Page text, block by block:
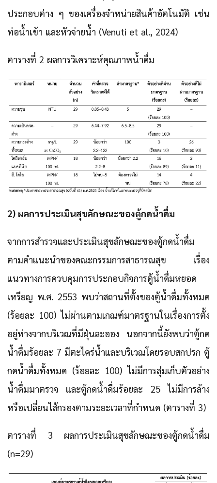
ประกอบต่าง ๆ ของเครื่องจำหน่ายสินค้าอัตโนมัติ เช่น
ท่อน้ำเข้า และหัวจ่ายน้ำ (Venuti et al., 2024)
ตารางที่ 2 ผลการวิเคราะห์คุณภาพน้ำดื่ม
2) ผลการประเมินสุขลักษณะของตู้กดน้ำดื่ม
จากการสำรวจและประเมินสุขลักษณะของตู้กดน้ำดื่ม
ตามคำแนะนำของคณะกรรมการสาธารณสุข เรื่อง
แนวทางการควบคุมการประกอบกิจการตู้น้ำดื่มหยอด
เหรียญ พ.ศ. 2553 พบว่าสถานที่ตั้งของตู้น้ำดื่มทั้งหมด
(ร้อยละ 100) ไม่ผ่านตามเกณฑ์มาตรฐานในเรื่องการตั้ง
อยู่ห่างจากบริเวณที่มีฝุ่นละออง นอกจากนี้ยังพบว่าตู้กด
น้ำดื่มร้อยละ 7 มีตะไคร่น้ำและบริเวณโดยรอบสกปรก ตู้
กดน้ำดื่มทั้งหมด (ร้อยละ 100) ไม่มีการสุ่มเก็บตัวอย่าง
น้ำดื่มมาตรวจ และตู้กดน้ำดื่มร้อยละ 25 ไม่มีการล้าง
หรือเปลี่ยนไส้กรองตามระยะเวลาที่กำหนด (ตารางที่ 3)
ตารางที่ 3 ผลการประเมินสุขลักษณะของตู้กดน้ำดื่ม
(n=29)